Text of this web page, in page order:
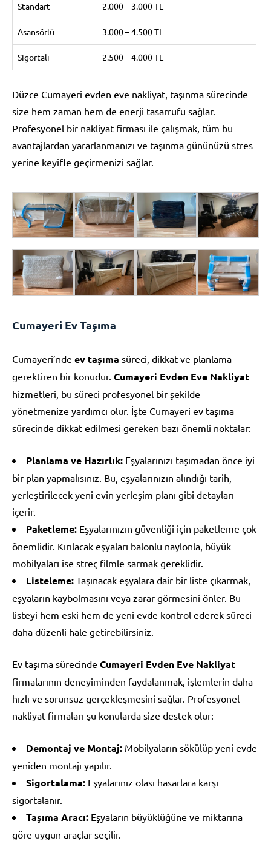
Standart 2.000 – 3.000 TL
Asansörlü 3.000 – 4.500 TL
Sigortalı 2.500 – 4.000 TL
Düzce Cumayeri evden eve nakliyat, taşınma sürecinde
size hem zaman hem de enerji tasarrufu sağlar.
Profesyonel bir nakliyat firması ile çalışmak, tüm bu
avantajlardan yararlanmanızı ve taşınma gününüzü stres
yerine keyifle geçirmenizi sağlar.
Cumayeri Ev Taşıma
Cumayeri’nde ev taşıma süreci, dikkat ve planlama
gerektiren bir konudur. Cumayeri Evden Eve Nakliyat
hizmetleri, bu süreci profesyonel bir şekilde
yönetmenize yardımcı olur. İşte Cumayeri ev taşıma
sürecinde dikkat edilmesi gereken bazı önemli noktalar:
Planlama ve Hazırlık: Eşyalarınızı taşımadan önce iyi
bir plan yapmalısınız. Bu, eşyalarınızın alındığı tarih,
yerleştirilecek yeni evin yerleşim planı gibi detayları
içerir.
Paketleme: Eşyalarınızın güvenliği için paketleme çok
önemlidir. Kırılacak eşyaları balonlu naylonla, büyük
mobilyaları ise streç filmle sarmak gereklidir.
Listeleme: Taşınacak eşyalara dair bir liste çıkarmak,
eşyaların kaybolmasını veya zarar görmesini önler. Bu
listeyi hem eski hem de yeni evde kontrol ederek süreci
daha düzenli hale getirebilirsiniz.
Ev taşıma sürecinde Cumayeri Evden Eve Nakliyat
firmalarının deneyiminden faydalanmak, işlemlerin daha
hızlı ve sorunsuz gerçekleşmesini sağlar. Profesyonel
nakliyat firmaları şu konularda size destek olur:
Demontaj ve Montaj: Mobilyaların sökülüp yeni evde
yeniden montajı yapılır.
Sigortalama: Eşyalarınız olası hasarlara karşı
sigortalanır.
Taşıma Aracı: Eşyaların büyüklüğüne ve miktarına
göre uygun araçlar seçilir.